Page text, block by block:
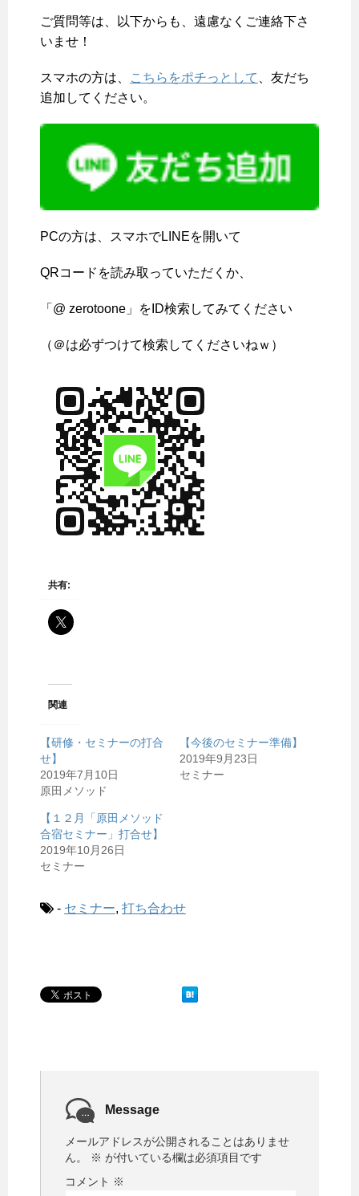
ご質問等は、以下からも、遠慮なくご連絡下さ
いませ！
スマホの方は、 こちらをポチっとして
、友だち
追加してください。
PCの方は、スマホでLINEを開いて
QRコードを読み取っていただくか、
「@ zerotoone」をID検索してみてください
（＠は必ずつけて検索してくださいねｗ）
共有:
関連
【研修・セミナーの打合
せ】
2019年7月10日
原田メソッド
【今後のセミナー準備】
2019年9月23日
セミナー
【１２月「原田メソッド
合宿セミナー」打合せ】
2019年10月26日
セミナー
- セミナー, 打ち合わせ
Message
メールアドレスが公開されることはありませ
ん。
※ が付いている欄は必須項目です
コメント ※